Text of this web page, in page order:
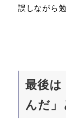
誤しながら
最後は
んだ」